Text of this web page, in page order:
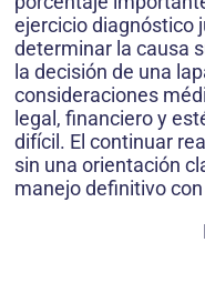
ejercicio diagnóstico
determinar la causa
la decisión de una
consideraciones
legal, financiero y
difícil. El continuar
sin una orientación
manejo definitivo